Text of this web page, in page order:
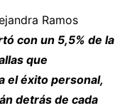
Ramos
con un 5,5% de la
que
el éxito personal,
detrás de cada